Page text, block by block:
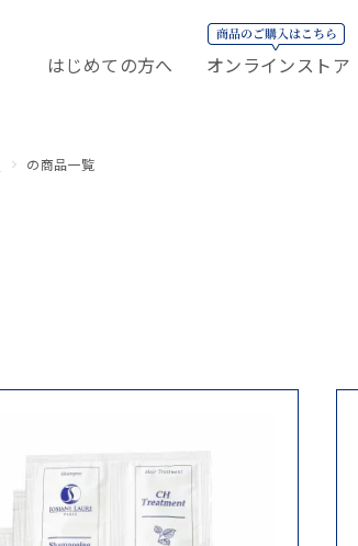
はじめての方へ オンラインストア
の商品一覧